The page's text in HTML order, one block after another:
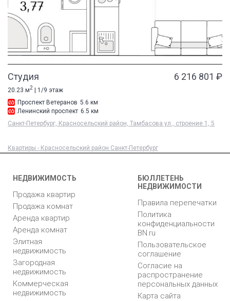
Студия 6 216 801 ₽
20.23 м2 | 1/9 этаж
Проспект Ветеранов 5.6 км
Ленинский проспект 6.5 км
Санкт-Петербург, Красносельский район, Тамбасова ул., строение 1, 5
Квартиры - Красносельский район Санкт-Петербург
НЕДВИЖИМОСТЬ
Продажа квартир
Продажа комнат
Аренда квартир
Аренда комнат
Элитная
недвижимость
Загородная
недвижимость
Коммерческая
недвижимость
БЮЛЛЕТЕНЬ
НЕДВИЖИМОСТИ
Правила перепечатки
Политика
конфиденциальности
BN.ru
Пользовательское
соглашение
Согласие на
распространение
персональных данных
Карта сайта